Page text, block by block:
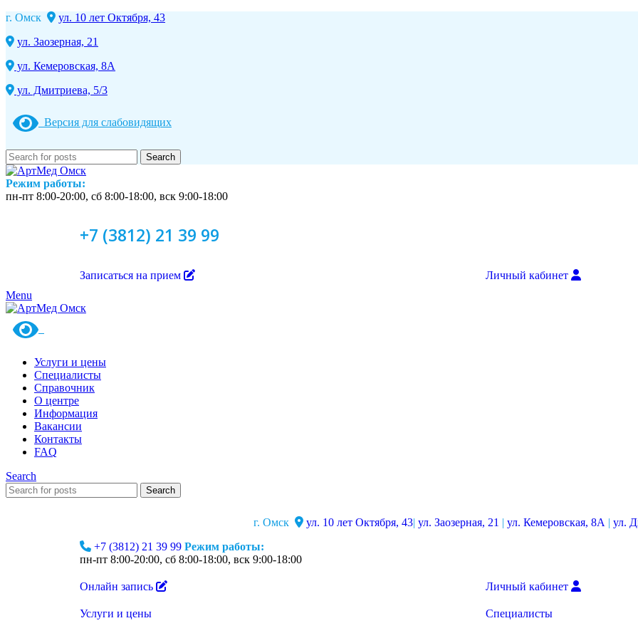
г. Омск
ул. 10 лет Октября, 43
ул. Заозерная, 21
ул. Кемеровская, 8А
ул. Дмитриева, 5/3
Версия для слабовидящих
Search
Режим работы:
пн-пт 8:00-20:00, сб 8:00-18:00, вск 9:00-18:00
+7 (3812) 21 39 99
Записаться на прием
Личный кабинет
Menu
Услуги и цены
Специалисты
Справочник
О центре
Информация
Вакансии
Контакты
FAQ
Search
Search
г. Омск ул. 10 лет Октября, 43| ул. Заозерная, 21 | ул. Кемеровская, 8А | ул.
+7 (3812) 21 39 99 Режим работы:
пн-пт 8:00-20:00, сб 8:00-18:00, вск 9:00-18:00
Онлайн запись
Услуги и цены
Личный кабинет
Специалисты